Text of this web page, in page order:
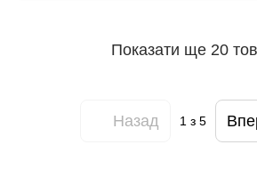
Показати ще 20
Назад 1з 5